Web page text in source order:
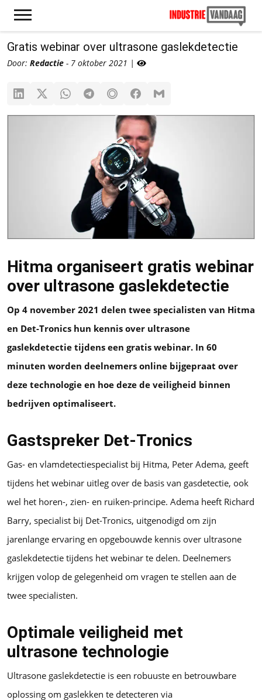
Gratis webinar over ultrasone gaslekdetectie
Door: Redactie - 7 oktober 2021 |
Hitma organiseert gratis webinar
over ultrasone gaslekdetectie
Op 4 november 2021 delen twee specialisten van Hitma
en Det-Tronics hun kennis over ultrasone
gaslekdetectie tijdens een gratis webinar. In 60
minuten worden deelnemers online bijgepraat over
deze technologie en hoe deze de veiligheid binnen
bedrijven optimaliseert.
Gastspreker Det-Tronics
Gas- en vlamdetectiespecialist bij Hitma, Peter Adema, geeft
tijdens het webinar uitleg over de basis van gasdetectie, ook
wel het horen-, zien- en ruiken-principe. Adema heeft Richard
Barry, specialist bij Det-Tronics, uitgenodigd om zijn
jarenlange ervaring en opgebouwde kennis over ultrasone
gaslekdetectie tijdens het webinar te delen. Deelnemers
krijgen volop de gelegenheid om vragen te stellen aan de
twee specialisten.
Optimale veiligheid met
ultrasone technologie
Ultrasone gaslekdetectie is een robuuste en betrouwbare
oplossing om gaslekken te detecteren via